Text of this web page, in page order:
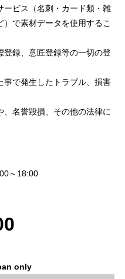
ービス（名刺・カード類・雑
で素材データを使用するこ
登録、意匠登録等の一切の登
事で発生したトラブル、損害
、名誉毀損、その他の法律に
～18:00
only